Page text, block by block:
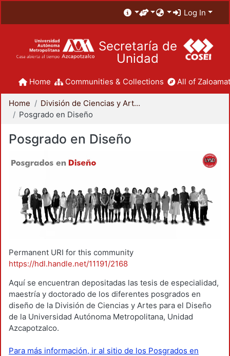
Log In
Secretaría de
Unidad
Home Communities & Collections All of
Home
División de Ciencias y Artes para el Diseño
Posgrado en Diseño
Posgrado en Diseño
Permanent URI for this community
https://hdl.handle.net/11191/2168
Aquí se encuentran depositadas las tesis de especialidad,
maestría y doctorado de los diferentes posgrados en
diseño de la División de Ciencias y Artes para el Diseño
de la Universidad Autónoma Metropolitana, Unidad
Azcapotzalco.
Para más información, ir al sitio de los Posgrados en